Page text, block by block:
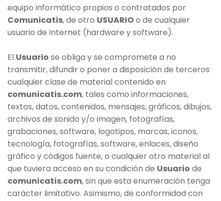
equipo informático propios o contratados por
Comunicatis, de otro USUARIOo de cualquier
usuario de Internet (hardware y software).
El Usuario se obliga y se compromete a no
transmitir, difundir o poner a disposición de terceros
cualquier clase de material contenido en
comunicatis.com, tales como informaciones,
textos, datos, contenidos, mensajes, gráficos, dibujos,
archivos de sonido y/o imagen, fotografías,
grabaciones, software, logotipos, marcas, iconos,
tecnología, fotografías, software, enlaces, diseño
gráfico y códigos fuente, o cualquier otro material al
que tuviera acceso en su condición de Usuario de
comunicatis.com, sin que esta enumeración tenga
carácter limitativo. Asimismo, de conformidad con